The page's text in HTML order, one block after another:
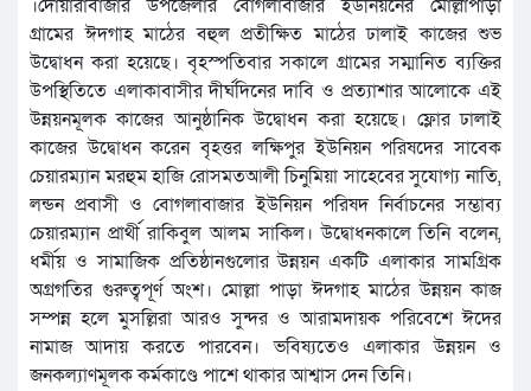
।দোয়ারাবাজার উপজেলার বোগলাবাজার ইউনিয়নের মোল্লাপাড়া
গ্রামের ঈদগাহ মাঠের বহুল প্রতীক্ষিত মাঠের ঢালাই কাজের শুভ
উদ্বোধন করা হয়েছে। বৃহস্পতিবার সকালে গ্রামের সম্মানিত ব্যক্তির
উপস্থিতিতে এলাকাবাসীর দীর্ঘদিনের দাবি ও প্রত্যাশার আলোকে এই
উন্নয়নমূলক কাজের আনুষ্ঠানিক উদ্বোধন করা হয়েছে। ফ্লোর ঢালাই
কাজের উদ্বোধন করেন বৃহত্তর লক্ষিপুর ইউনিয়ন পরিষদের সাবেক
চেয়ারম্যান মরহুম হাজি রোসমতআলী চিনুমিয়া সাহেবের সুযোগ্য নাতি,
লন্ডন প্রবাসী ও বোগলাবাজার ইউনিয়ন পরিষদ নির্বাচনের সম্ভাব্য
চেয়ারম্যান প্রার্থী রাকিবুল আলম সাকিল। উদ্বোধনকালে তিনি বলেন,
ধর্মীয় ও সামাজিক প্রতিষ্ঠানগুলোর উন্নয়ন একটি এলাকার সামগ্রিক
অগ্রগতির গুরুত্বপূর্ণ অংশ। মোল্লা পাড়া ঈদগাহ মাঠের উন্নয়ন কাজ
সম্পন্ন হলে মুসল্লিরা আরও সুন্দর ও আরামদায়ক পরিবেশে ঈদের
নামাজ আদায় করতে পারবেন। ভবিষ্যতেও এলাকার উন্নয়ন ও
জনকল্যাণমূলক কর্মকাণ্ডে পাশে থাকার আশ্বাস দেন তিনি।